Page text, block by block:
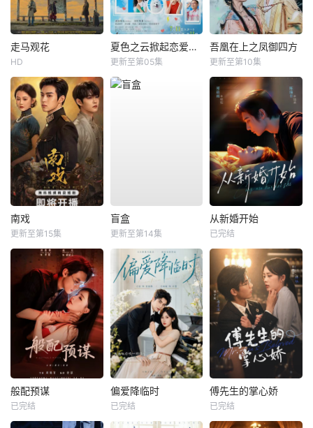
走马观花
HD
夏色之云掀起恋爱与风暴
更新至第05集
吾凰在上之凤御四方
更新至第10集
南戏
更新至第15集
盲盒
更新至第14集
从新婚开始
已完结
般配预谋
已完结
偏爱降临时
已完结
傅先生的掌心娇
已完结